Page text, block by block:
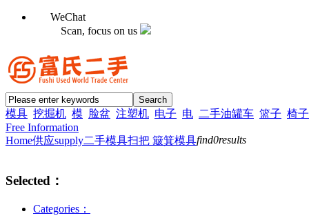
WeChat
Scan, focus on us
模具 挖掘机 模 脸盆 注塑机 电子 电 二手油罐车 篮子 椅
Free Information
Home供应supply二手模具扫把 簸箕模具find0results
Selected：
Categories：